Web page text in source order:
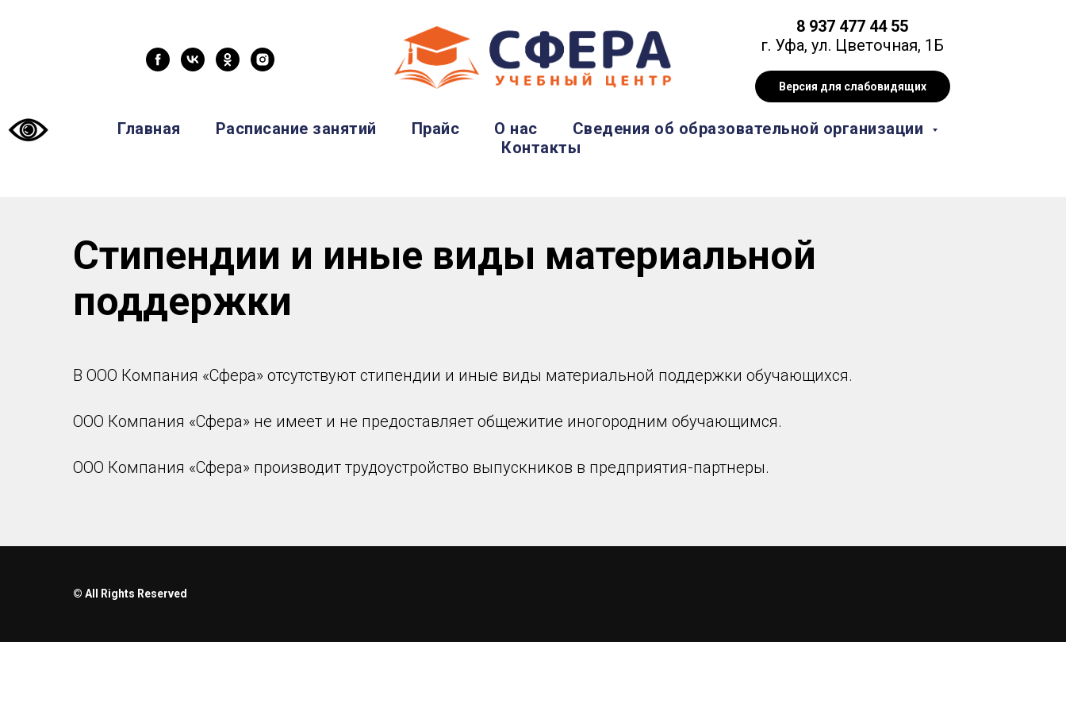
8 937 477 44 55
г. Уфа, ул. Цветочная, 1Б
Версия для слабовидящих
Главная Расписание занятий Прайс О нас
Сведения об образовательной организации
Контакты
Стипендии и иные виды материальной
поддержки
В ООО Компания «Сфера» отсутствуют стипендии и иные виды материальной поддержки обучающихся.
ООО Компания «Сфера» не имеет и не предоставляет общежитие иногородним обучающимся.
ООО Компания «Сфера» производит трудоустройство выпускников в предприятия-партнеры.
© All Rights Reserved